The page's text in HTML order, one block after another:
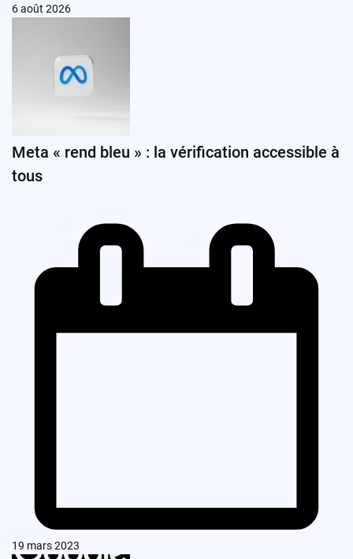
6 août 2026
Meta « rend bleu » : la vérification accessible à
tous
19 mars 2023